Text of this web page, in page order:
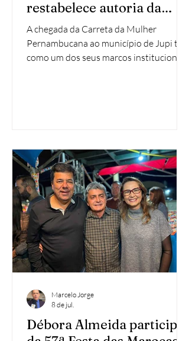
restabelece autoria da
indicação da Carreta da
Mulher para Jupi
A chegada da Carreta da Mulher
Pernambucana ao município de Jupi tem
como um dos seus marcos institucionais
programa estadual contemple o
município com a unidade móvel de
atendimento à saúde da mulher.
Protocolada em 14 de março de 2025, a
indicação antecedeu out
Débora Almeida participa
Marcelo Jorge
8 de jul.